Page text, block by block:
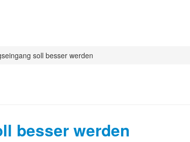
soll besser werden
besser werden